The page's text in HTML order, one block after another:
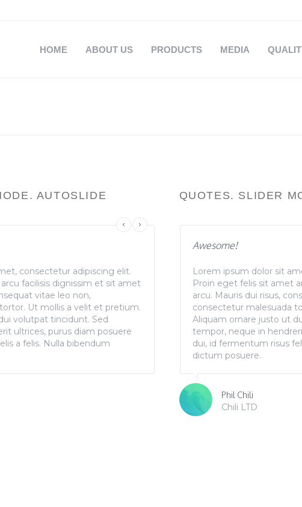
HOME ABOUT US PRODUCTS MEDIA
AUTOSLIDE
consectetur adipiscing elit.
facilisis dignissim et sit amet
vitae leo non,
Ut mollis a velit et pretium.
volutpat tincidunt. Sed
ultrices, purus diam posuere
a felis. Nulla bibendum
Perfect!
Lorem ipsum dolor sit amet,
Proin eget felis sit amet arcu
arcu. Mauris dui risus,
consectetur malesuada
Aliquam ornare justo ut dui
tempor, neque in hendrerit
dui, id fermentum risus felis a
dictum posuere.
Jordan Michael
Space Jam Co.
QUOTES. SLIDER
Awesome!
Lorem ipsum dolor sit
Proin eget felis sit amet
arcu. Mauris dui risus,
consectetur malesuada
Aliquam ornare justo ut
tempor, neque in
dui, id fermentum risus
dictum posuere.
Phil Chili
Chili LTD